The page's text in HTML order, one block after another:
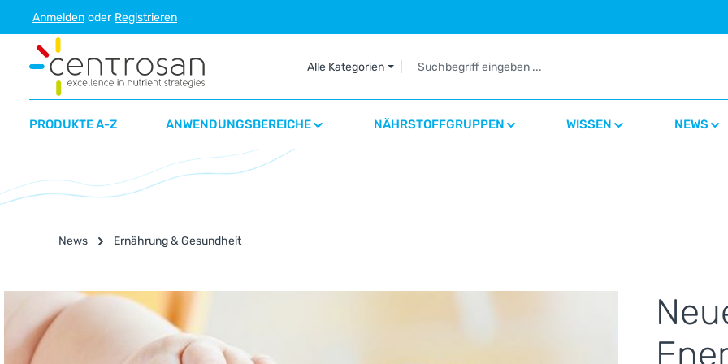
Hauptinhalt springen
Zur Suche springen
Zur Hauptnavigation springen
Anmelden oder Registrieren
Alle Kategorien
PRODUKTE A-Z ANWENDUNGSBEREICHE NÄHRSTOFFGRUPPEN WISSEN NEWS
News Ernährung & Gesundheit
Bildergalerie überspringen